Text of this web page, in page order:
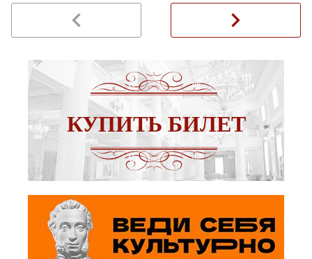
navigate_before navigate_next
КУПИТЬ БИЛЕТ